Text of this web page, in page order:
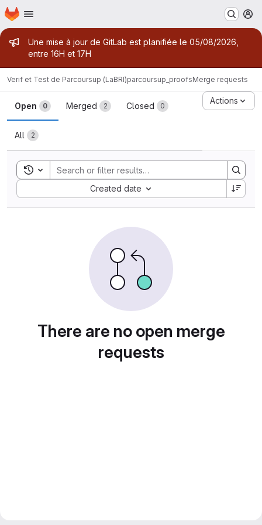
Skip to main content
Homepage
Admin message
Une mise à jour de GitLab est planifiée le 05/08/2026,
entre 16H et 17H
Verif et Test de Parcoursup (LaBRI)parcoursup_proofsMerge requests
Merge requests
Open 0 Merged 2 Closed 0
All 2
Actions
Toggle search history
Created date
Sort by:
There are no open merge
requests